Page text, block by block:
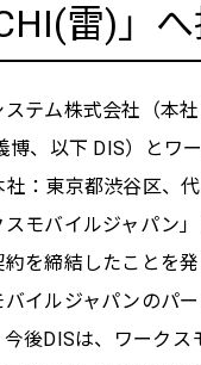
雷)」
テム株式会社（本
博、以下 DIS）とワ
：東京都渋谷区、
モバイルジャパン
約を締結したことを
イルジャパンのパ
後DISは、ワークス